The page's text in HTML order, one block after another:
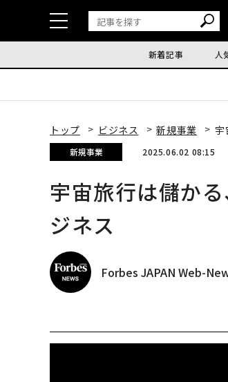
新着記事 人
トップ ビジネス 新規事業 宇
新規事業 2025.06.02 08:15
宇宙旅行は儲か
ジネス
Forbes JAPAN Web-